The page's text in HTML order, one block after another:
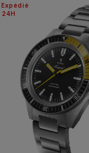
24H
Expédié